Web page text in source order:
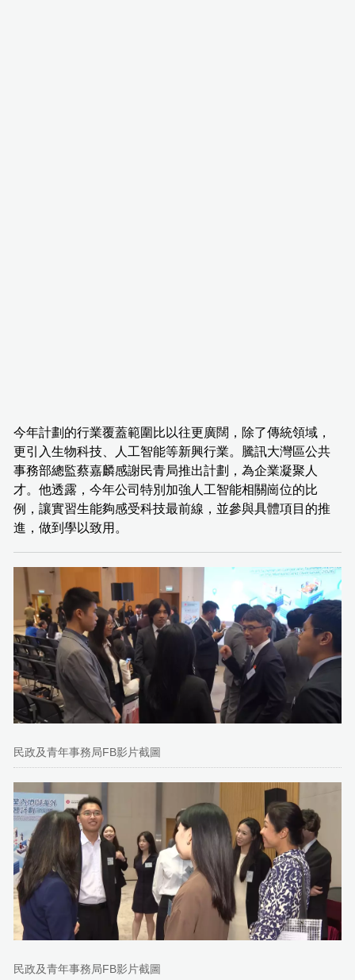
今年計劃的行業覆蓋範圍比以往更廣闊，除了傳統領域，
更引入生物科技、人工智能等新興行業。騰訊大灣區公共
事務部總監蔡嘉麟感謝民青局推出計劃，為企業凝聚人
才。他透露，今年公司特別加強人工智能相關崗位的比
例，讓實習生能夠感受科技最前線，並參與具體項目的推
進，做到學以致用。
民政及青年事務局FB影片截圖
民政及青年事務局FB影片截圖